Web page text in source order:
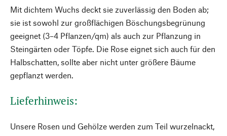
Mit dichtem Wuchs deckt sie zuverlässig den Boden ab;
sie ist sowohl zur großflächigen Böschungsbegrünung
geeignet (3–4 Pflanzen/qm) als auch zur Pflanzung in
Steingärten oder Töpfe. Die Rose eignet sich auch für den
Halbschatten, sollte aber nicht unter größere Bäume
gepflanzt werden.
Lieferhinweis:
Unsere Rosen und Gehölze werden zum Teil wurzelnackt,